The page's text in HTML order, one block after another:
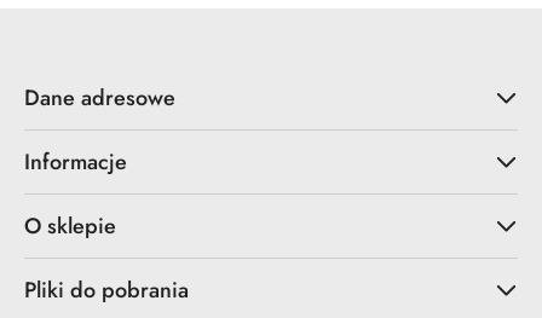
Dane adresowe
Informacje
O sklepie
Pliki do pobrania